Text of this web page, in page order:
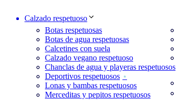
Calzado respetuoso
Botas respetuosas
Botas de agua respetuosas
Calcetines con suela
Calzado vegano respetuoso
Chanclas de agua y playeras respetuosos
Deportivos respetuosos
Lonas y bambas respetuosos
Merceditas y pepitos respetuosos